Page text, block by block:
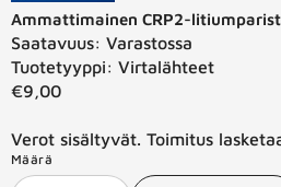
Ammattimainen CRP2-
Saatavuus: Varastossa
Tuotetyyppi: Virtalähteet
€9,00
Verot sisältyvät. Toimitus
Määrä